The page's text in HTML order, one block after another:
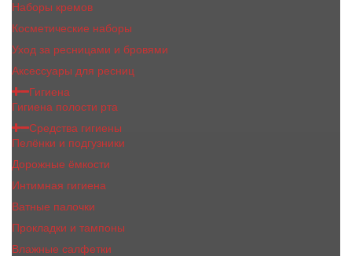
Наборы кремов
Косметические наборы
Уход за ресницами и бровями
Аксессуары для ресниц
Гигиена
Гигиена полости рта
Средства гигиены
Пелёнки и подгузники
Дорожные ёмкости
Интимная гигиена
Ватные палочки
Прокладки и тампоны
Влажные салфетки